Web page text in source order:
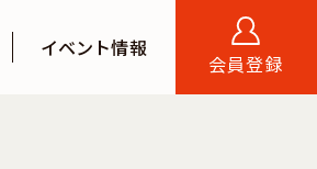
イベント情報
会員登録
会員登録する
ログイン